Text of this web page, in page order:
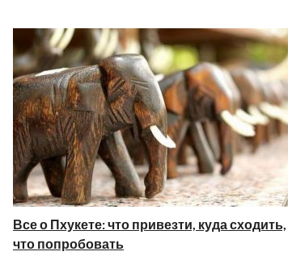
Все о Пхукете: что привезти, куда сходить,
что попробовать